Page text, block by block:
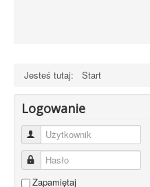
Jesteś tutaj: Start
Logowanie
Użytkownik
Hasło
Zapamiętaj